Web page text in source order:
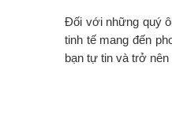
Đối với những quý
tinh tế mang đến
bạn tự tin và trở